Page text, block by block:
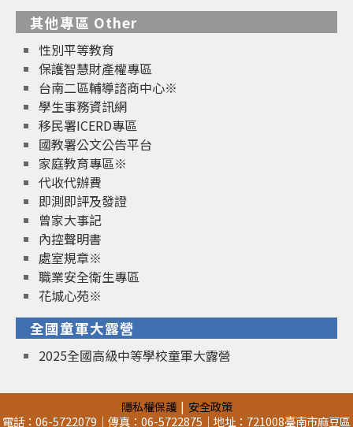
其他專區 Other
性別平等教育
保護智慧財產權專區
台南二區輔導諮商中心※
學生事務資訊網
移民署ICERD專區
國教署公文公告平台
家庭教育專區※
代收代辦費
即測即評及發證
曾家大事記
內控聲明書
處室規章※
職業安全衛生專區
花城心苑※
全國童軍大露營
2025全國高級中等學校童軍大露營
隱私權保護
安全政策
電話：06-5722079｜傳真：06-5722875｜地址：721008臺南市麻豆區